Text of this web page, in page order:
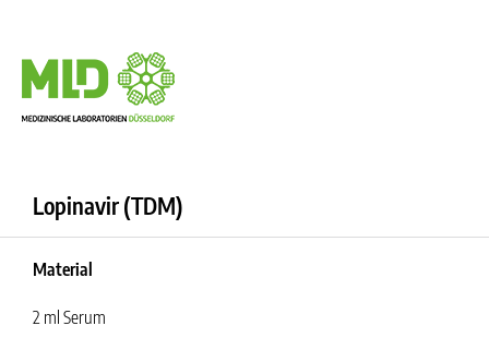
Lopinavir (TDM)
Material
2 ml Serum